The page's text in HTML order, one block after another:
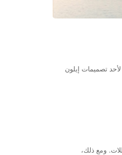
تصميمات إيلون
ومع ذلك،